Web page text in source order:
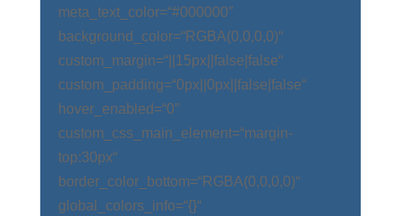
meta_text_color=“#000000″
background_color=“RGBA(0,0,0,0)“
custom_margin=“||15px||false|false“
custom_padding=“0px||0px||false|false“
hover_enabled=“0″
custom_css_main_element=“margin-
top:30px“
border_color_bottom=“RGBA(0,0,0,0)“
global_colors_info=“{}“